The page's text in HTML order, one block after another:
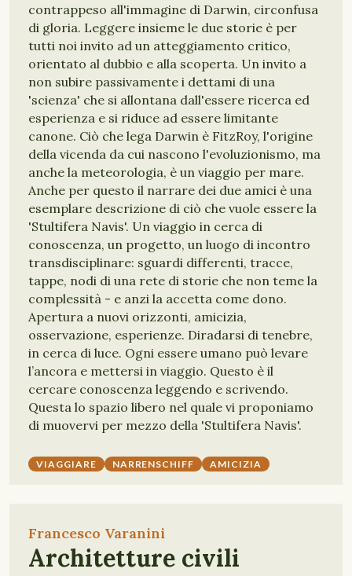
contrappeso all'immagine di Darwin, circonfusa
di gloria. Leggere insieme le due storie è per
tutti noi invito ad un atteggiamento critico,
orientato al dubbio e alla scoperta. Un invito a
non subire passivamente i dettami di una
'scienza' che si allontana dall'essere ricerca ed
esperienza e si riduce ad essere limitante
canone. Ciò che lega Darwin è FitzRoy, l'origine
della vicenda da cui nascono l'evoluzionismo, ma
anche la meteorologia, è un viaggio per mare.
Anche per questo il narrare dei due amici è una
esemplare descrizione di ciò che vuole essere la
'Stultifera Navis'. Un viaggio in cerca di
conoscenza, un progetto, un luogo di incontro
transdisciplinare: sguardi differenti, tracce,
tappe, nodi di una rete di storie che non teme la
complessità - e anzi la accetta come dono.
Apertura a nuovi orizzonti, amicizia,
osservazione, esperienze. Diradarsi di tenebre,
in cerca di luce. Ogni essere umano può levare
l’ancora e mettersi in viaggio. Questo è il
cercare conoscenza leggendo e scrivendo.
Questa lo spazio libero nel quale vi proponiamo
di muovervi per mezzo della 'Stultifera Navis'.
VIAGGIARE NARRENSCHIFF AMICIZIA
Francesco Varanini
Architetture civili